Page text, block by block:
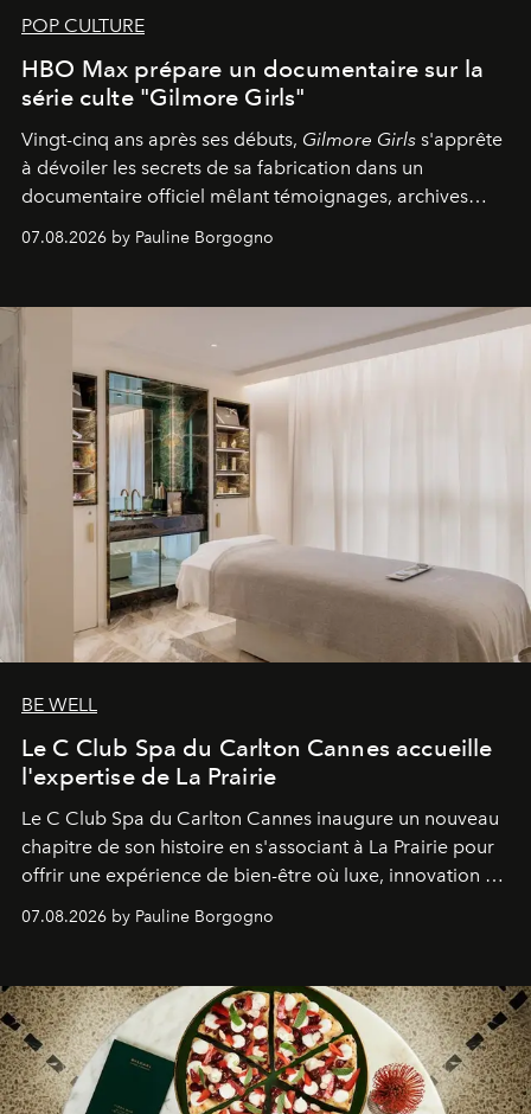
POP CULTURE
HBO Max prépare un documentaire sur la
série culte "Gilmore Girls"
Vingt-cinq ans après ses débuts, Gilmore Girls s'apprête
à dévoiler les secrets de sa fabrication dans un
documentaire officiel mêlant témoignages, archives
inédites et plongée dans les coulisses d'un phénomène
générationnel.
07.08.2026 by Pauline Borgogno
BE WELL
Le C Club Spa du Carlton Cannes accueille
l'expertise de La Prairie
Le C Club Spa du Carlton Cannes inaugure un nouveau
chapitre de son histoire en s'associant à La Prairie pour
offrir une expérience de bien-être où luxe, innovation et
expertise se rencontrent.
07.08.2026 by Pauline Borgogno